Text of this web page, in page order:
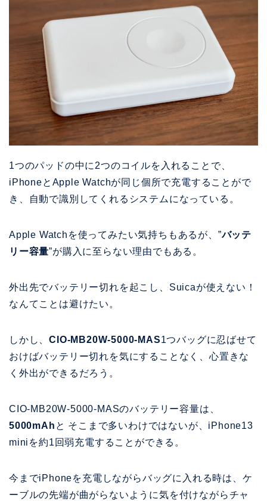
1つのパッドの中に2つのコイルを入れることで、
iPhoneとApple Watchが同じ個所で充電することがで
き、自動で識別してくれるシステムになっている。
Apple Watchを使ってみたい気持ちもあるが、”バッテ
リー容量”が購入に至らない理由でもある。
外出先でバッテリー切れを起こし、Suicaが使えない！
なんてことは避けたい。
しかし、CIO-MB20W-5000-MAS1つバッグに忍ばせて
おけばバッテリー切れを気にすることなく、心置きな
く外出ができるだろう。
CIO-MB20W-5000-MASのバッテリー容量は、
5000mAh と そこまで多いわけではないが、iPhone13
miniを約1回弱充電することができる。
今までiPhoneを充電しながらバッグに入れる時は、ケ
ーブルの先端が曲がらないように気を付けながらチャ